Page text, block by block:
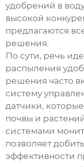
удобрений в
высокой
предлагаются
решения.
По сути, речь
распыления
решения часто
систему
датчики,
почвы и
системами
позволяет
эффективности